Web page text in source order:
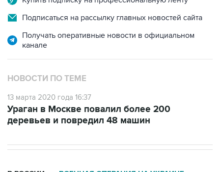
Получать оперативные новости в официальном
НОВОСТИ ПО ТЕМЕ
13 марта 2020 года 16:37
деревьев и повредил 48 машин